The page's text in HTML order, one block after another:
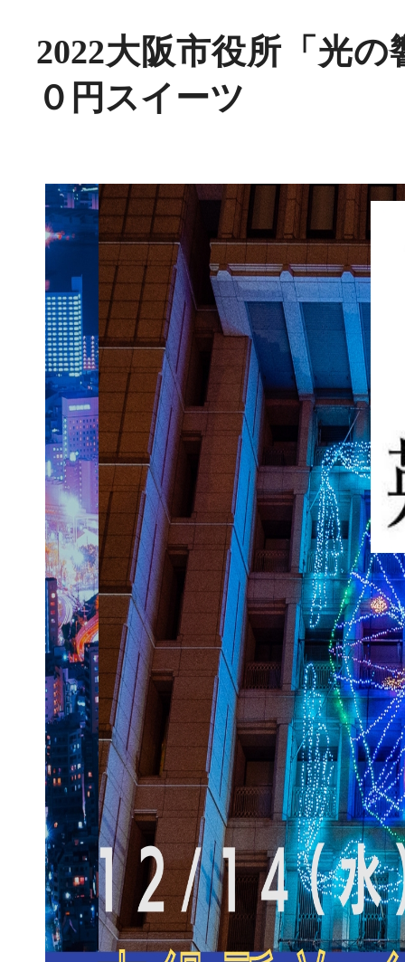
2022大阪市役所「光
０円スイーツ